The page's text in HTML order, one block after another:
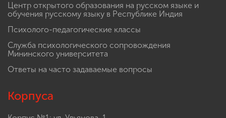
Центр открытого образования на русском языке и
обучения русскому языку в Республике Индия
Психолого-педагогические классы
Служба психологического сопровождения
Мининского университета
Ответы на часто задаваемые вопросы
Корпуса